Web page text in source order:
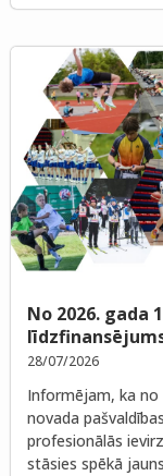
No 2026. gada
28/07/2026
Informējam, ka no
novada
profesionālās
stāsies spēkā